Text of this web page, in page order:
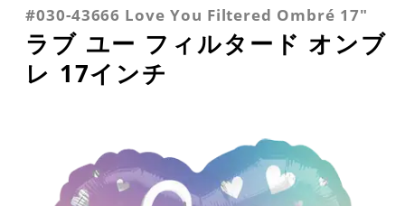
バレンタイン
#030-43666 Love You Filtered Ombré 17"
ラブ ユー フィルタード オンブ
レ 17インチ